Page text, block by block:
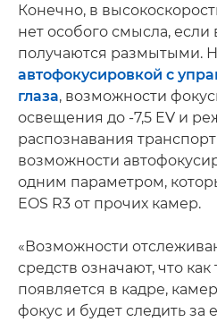
Конечно, в
нет особого смысла,
получаются размытыми.
автофокусировкой с
глаза, возможности
освещения до -7,5 EV и
распознавания
возможности
одним параметром,
EOS R3 от прочих камер.
«Возможности
средств означают, что
появляется в кадре,
фокус и будет следить